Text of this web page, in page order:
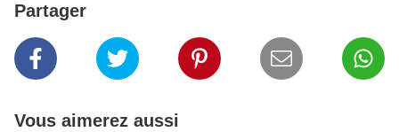
Partager
Vous aimerez aussi